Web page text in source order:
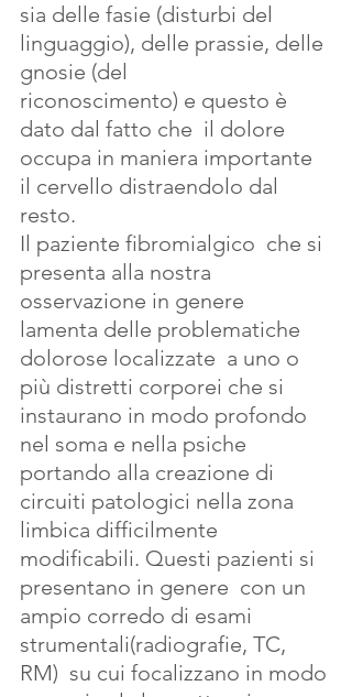
sia delle fasie (disturbi del
linguaggio), delle prassie, delle
gnosie (del
riconoscimento) e questo è
dato dal fatto che  il dolore
occupa in maniera importante
il cervello distraendolo dal
resto.
Il paziente fibromialgico  che si
presenta alla nostra
osservazione in genere
lamenta delle problematiche
dolorose localizzate  a uno o
più distretti corporei che si
instaurano in modo profondo
nel soma e nella psiche
portando alla creazione di
circuiti patologici nella zona
limbica difficilmente
modificabili. Questi pazienti si
presentano in genere  con un
ampio corredo di esami
strumentali(radiografie, TC,
RM)  su cui focalizzano in modo